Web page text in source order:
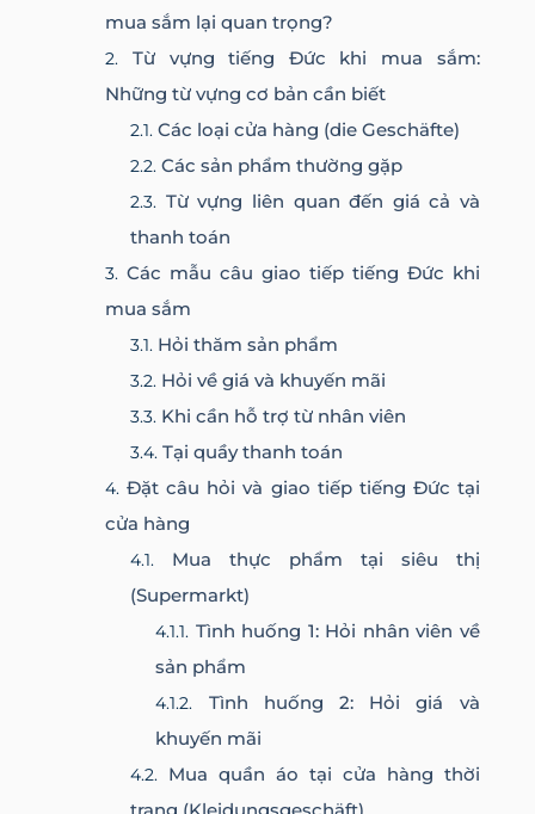
mua sắm lại quan trọng?
Từ vựng tiếng Đức khi mua sắm:
Những từ vựng cơ bản cần biết
Các loại cửa hàng (die Geschäfte)
Các sản phẩm thường gặp
Từ vựng liên quan đến giá cả và
thanh toán
Các mẫu câu giao tiếp tiếng Đức khi
mua sắm
Hỏi thăm sản phẩm
Hỏi về giá và khuyến mãi
Khi cần hỗ trợ từ nhân viên
Tại quầy thanh toán
Đặt câu hỏi và giao tiếp tiếng Đức tại
cửa hàng
Mua thực phẩm tại siêu thị
(Supermarkt)
Tình huống 1: Hỏi nhân viên về
sản phẩm
Tình huống 2: Hỏi giá và
khuyến mãi
Mua quần áo tại cửa hàng thời